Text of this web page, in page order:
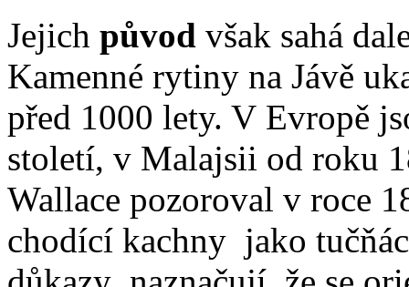
Jejich původ však sahá
Kamenné rytiny na Jávě
před 1000 lety. V Evropě
století, v Malajsii od roku
Wallace pozoroval v roce
chodící kachny jako